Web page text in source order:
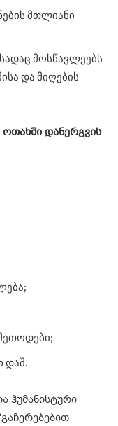
მთლიანი
მოსწავლეებს
და მიღების
დანერგვის
დაშ.
ჰუმანისტური